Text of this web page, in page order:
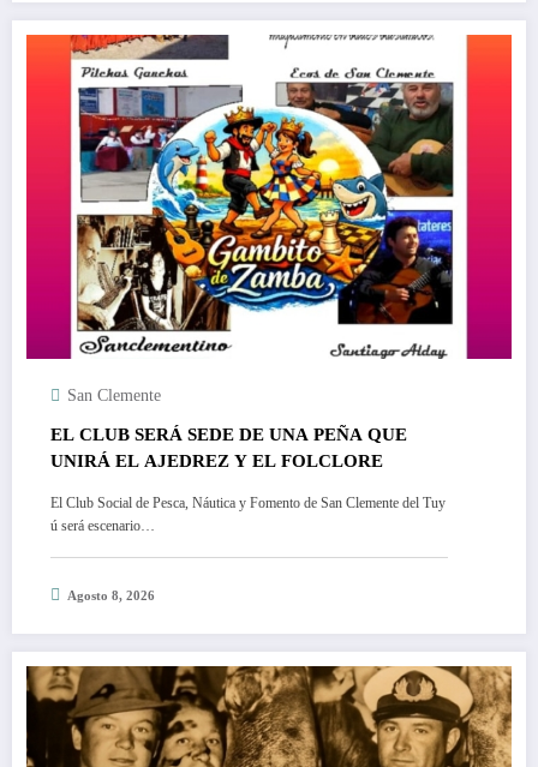
San Clemente
EL CLUB SERÁ SEDE DE UNA PEÑA QUE
UNIRÁ EL AJEDREZ Y EL FOLCLORE
El Club Social de Pesca, Náutica y Fomento de San Clemente del Tuy
ú será escenario…
Agosto 8, 2026